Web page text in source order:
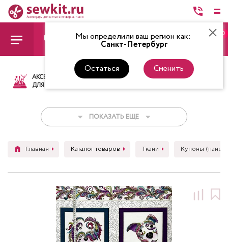
Мы определили ваш регион как:
Санкт-Петербург
Остаться Сменить
0
АКСЕССУАРЫ
ДЛЯ ШИТЬЯ
ТКАНИ НИТКИ
ПОКАЗАТЬ ЕЩЕ
Главная Каталог товаров Ткани Купоны